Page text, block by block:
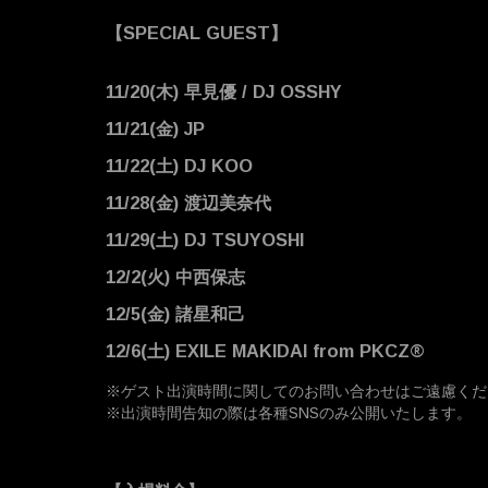
【SPECIAL GUEST】
11/20(木) 早見優 / DJ OSSHY
11/21(金) JP
11/22(土) DJ KOO
11/28(金) 渡辺美奈代
11/29(土) DJ TSUYOSHI
12/2(火) 中西保志
12/5(金) 諸星和己
12/6(土) EXILE MAKIDAI from PKCZ®
※ゲスト出演時間に関してのお問い合わせはご遠慮く
※出演時間告知の際は各種SNSのみ公開いたします。